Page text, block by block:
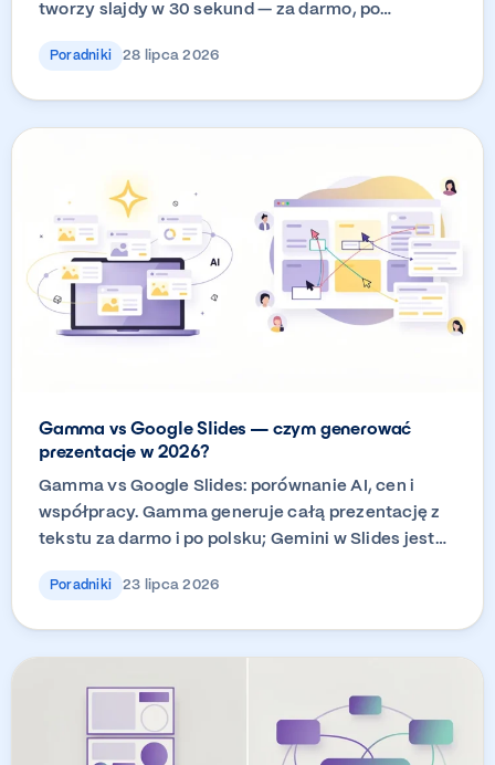
tworzy slajdy w 30 sekund — za darmo, po…
Poradniki 28 lipca 2026
Gamma vs Google Slides — czym generować
prezentacje w 2026?
Gamma vs Google Slides: porównanie AI, cen i
współpracy. Gamma generuje całą prezentację z
tekstu za darmo i po polsku; Gemini w Slides jest…
Poradniki 23 lipca 2026